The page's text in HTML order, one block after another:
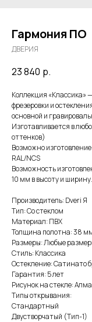
Гармония ПО
ДВЕРИЯ
23 840 р.
Коллекция «Классика»
фрезеровки и
основной и
Изготавливается в
оттенков)
Возможно
RAL/NCS
Возможность
10 мм в высоту и ширину.
Производитель: Dveri Я
Тип: Со стеклом
Материал: ПВХ
Толщина полотна: 38
Размеры: Любые
Стиль: Классика
Остекление: Сатинато
Гарантия: 5 лет
Рисунок на стекле:
Типы открывания:
Стандартный
Двустворчатый (Тип-1)